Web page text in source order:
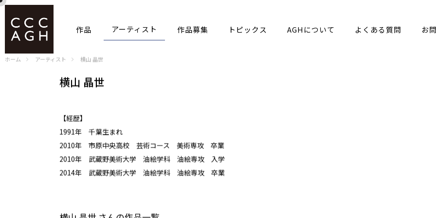
作品 アーティスト 作品募集 トピックス AGHについて よくある質問 お
ホーム アーティスト 横山 晶世
横山 晶世
【経歴】
1991年 千葉生まれ
2010年 市原中央高校 芸術コース 美術専攻 卒業
2010年 武蔵野美術大学 油絵学科 油絵専攻 入学
2014年 武蔵野美術大学 油絵学科 油絵専攻 卒業